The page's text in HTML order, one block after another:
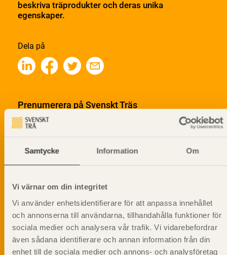
Samtycke Information Om
Vi värnar om din integritet
Vi använder enhetsidentifierare för att anpassa innehållet
och annonserna till användarna, tillhandahålla funktioner för
sociala medier och analysera vår trafik. Vi vidarebefordrar
även sådana identifierare och annan information från din
enhet till de sociala medier och annons- och analysföretag
beskriva träprodukter och deras unika
egenskaper.
Dela på
Prenumerera på Svenskt Träs
informationsutskick!